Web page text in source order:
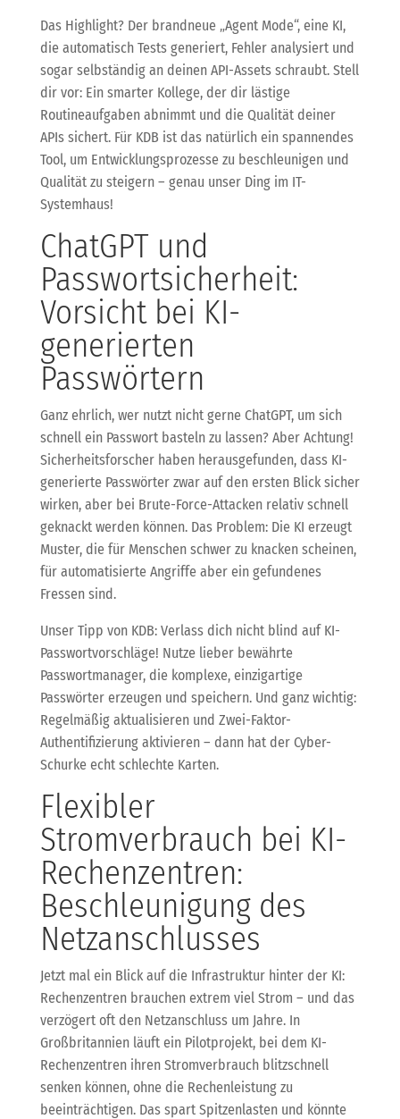
Das Highlight? Der brandneue „Agent Mode“, eine KI,
die automatisch Tests generiert, Fehler analysiert und
sogar selbständig an deinen API-Assets schraubt. Stell
dir vor: Ein smarter Kollege, der dir lästige
Routineaufgaben abnimmt und die Qualität deiner
APIs sichert. Für KDB ist das natürlich ein spannendes
Tool, um Entwicklungsprozesse zu beschleunigen und
Qualität zu steigern – genau unser Ding im IT-
Systemhaus!
ChatGPT und
Passwortsicherheit:
Vorsicht bei KI-
generierten
Passwörtern
Ganz ehrlich, wer nutzt nicht gerne ChatGPT, um sich
schnell ein Passwort basteln zu lassen? Aber Achtung!
Sicherheitsforscher haben herausgefunden, dass KI-
generierte Passwörter zwar auf den ersten Blick sicher
wirken, aber bei Brute-Force-Attacken relativ schnell
geknackt werden können. Das Problem: Die KI erzeugt
Muster, die für Menschen schwer zu knacken scheinen,
für automatisierte Angriffe aber ein gefundenes
Fressen sind.
Unser Tipp von KDB: Verlass dich nicht blind auf KI-
Passwortvorschläge! Nutze lieber bewährte
Passwortmanager, die komplexe, einzigartige
Passwörter erzeugen und speichern. Und ganz wichtig:
Regelmäßig aktualisieren und Zwei-Faktor-
Authentifizierung aktivieren – dann hat der Cyber-
Schurke echt schlechte Karten.
Flexibler
Stromverbrauch bei KI-
Rechenzentren:
Beschleunigung des
Netzanschlusses
Jetzt mal ein Blick auf die Infrastruktur hinter der KI:
Rechenzentren brauchen extrem viel Strom – und das
verzögert oft den Netzanschluss um Jahre. In
Großbritannien läuft ein Pilotprojekt, bei dem KI-
Rechenzentren ihren Stromverbrauch blitzschnell
senken können, ohne die Rechenleistung zu
beeinträchtigen. Das spart Spitzenlasten und könnte